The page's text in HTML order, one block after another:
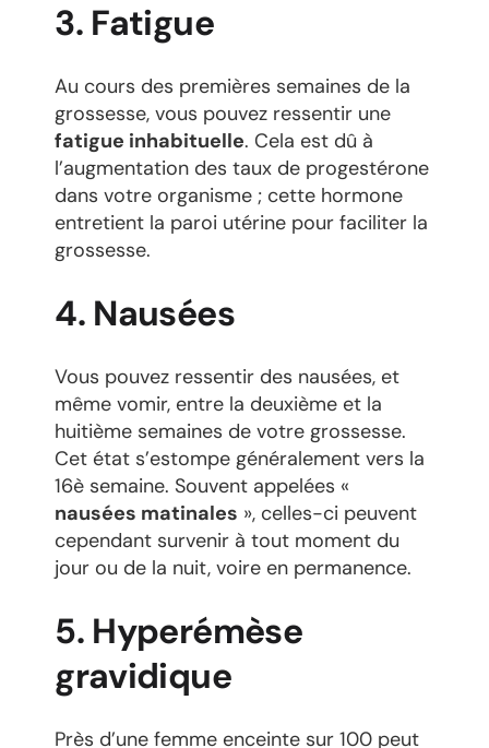
3. Fatigue
Au cours des premières semaines de la
grossesse, vous pouvez ressentir une
fatigue inhabituelle. Cela est dû à
l’augmentation des taux de progestérone
dans votre organisme ; cette hormone
entretient la paroi utérine pour faciliter la
grossesse.
4. Nausées
Vous pouvez ressentir des nausées, et
même vomir, entre la deuxième et la
huitième semaines de votre grossesse.
Cet état s’estompe généralement vers la
16è semaine. Souvent appelées «
nausées matinales », celles-ci peuvent
cependant survenir à tout moment du
jour ou de la nuit, voire en permanence.
5. Hyperémèse
gravidique
Près d’une femme enceinte sur 100 peut